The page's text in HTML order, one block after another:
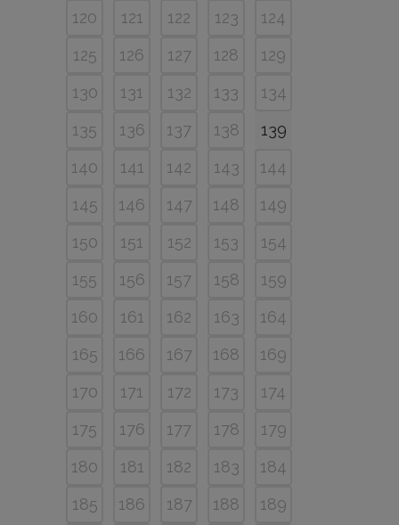
120
121 122 123
124
125
126 127 128
129
130
131 132 133
134
135
136 137 138
139
140
141 142 143
144
145
146 147 148
149
150
151 152 153
154
155
156 157 158
159
160
161 162 163
164
165
166 167 168
169
170
171 172 173
174
175
176 177 178
179
180
181 182 183
184
185
186 187 188
189